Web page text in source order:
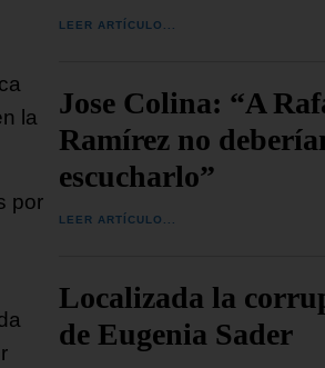
la
por
LEER ARTÍCULO...
Jose Colina: “A
Ramírez no
escucharlo”
LEER ARTÍCULO...
Localizada la
de Eugenia Sader